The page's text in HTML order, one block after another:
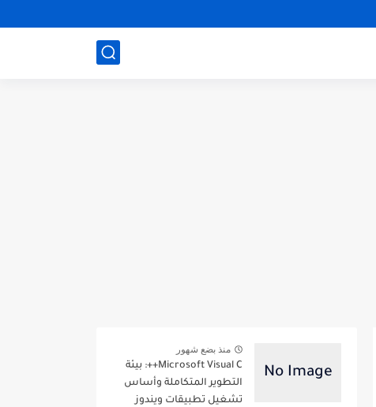
منذ بضع شهور
Microsoft Visual C++: بيئة
التطوير المتكاملة وأساس
تشغيل تطبيقات ويندوز